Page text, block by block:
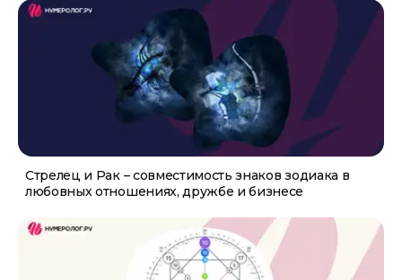
Стрелец и Рак – совместимость знаков зодиака в
любовных отношениях, дружбе и бизнесе